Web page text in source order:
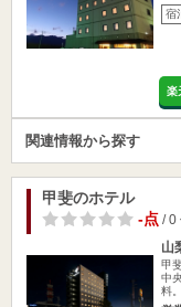
宿
楽
関連情報から探す
甲斐のホテル
-点/ 0
山
甲
中
料